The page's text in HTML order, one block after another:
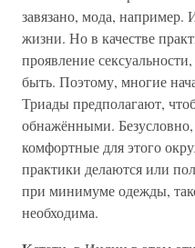
завязано, мода, например.
жизни. Но в качестве
проявление
быть. Поэтому, многие
Триады предполагают,
обнажёнными. Безусловно,
комфортные для этого
практики делаются или
при минимуме одежды,
необходима.